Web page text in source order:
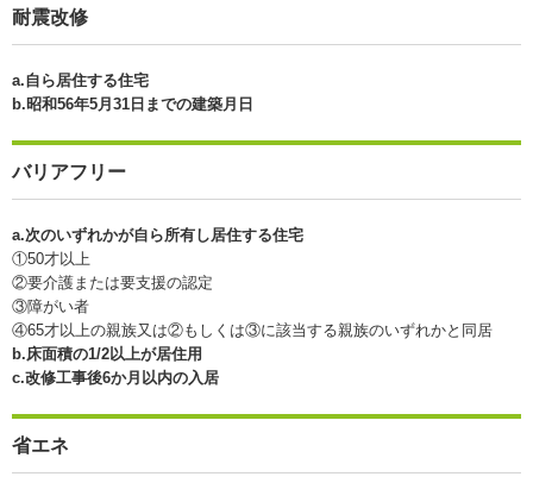
耐震改修
a.自ら居住する住宅
b.昭和56年5月31日までの建築月日
バリアフリー
a.次のいずれかが自ら所有し居住する住宅
①50才以上
②要介護または要支援の認定
③障がい者
④65才以上の親族又は②もしくは③に該当する親族のいずれかと同居
b.床面積の1/2以上が居住用
c.改修工事後6か月以内の入居
省エネ